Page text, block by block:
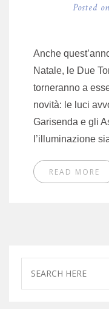
Posted on
Anche
Natale, le Due
torneranno a
novità: le luci
Garisenda e gli
l’illuminazione
READ MORE